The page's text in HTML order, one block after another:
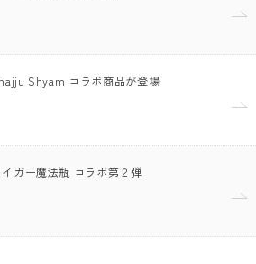
Shyam コラボ商品が登場
ガー魔法瓶 コラボ第２弾